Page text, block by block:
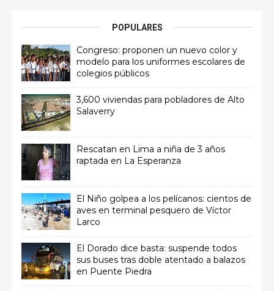
POPULARES
Congreso: proponen un nuevo color y
modelo para los uniformes escolares de
colegios públicos
3,600 viviendas para pobladores de Alto
Salaverry
Rescatan en Lima a niña de 3 años
raptada en La Esperanza
El Niño golpea a los pelícanos: cientos de
aves en terminal pesquero de Víctor
Larco
El Dorado dice basta: suspende todos
sus buses tras doble atentado a balazos
en Puente Piedra